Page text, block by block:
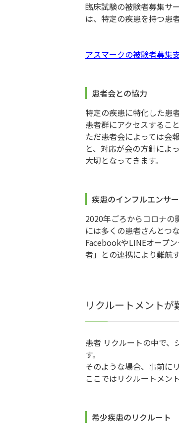
臨床試験の被験者募集サ
は、特定の疾患を持つ患
アスマークの被験者募集
患者会との協力
特定の疾患に特化した患
患者群にアクセスするこ
ただ患者会によっては会
と、対応が会の方針によ
大切となってきます。
疾患のインフルエンサ
2020年ごろからコロナの
には多くの患者さんとつ
FacebookやLINEオープ
者」との連携により難航
リクルートメント
患者 リクルートの中で、
す。
そのような場合、事前に
ここではリクルートメン
希少疾患のリクルート